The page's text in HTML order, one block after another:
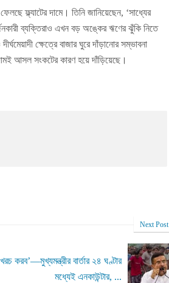
ফ্ল্যাটের দামে। তিনি জানিয়েছেন, ‘সাধ্যের
ব্যক্তিরাও এখন বড় অঙ্কের ঋণের ঝুঁকি নিতে
ক্ষেত্রে বাজার ঘুরে দাঁড়ানোর সম্ভাবনা
দামই আসল সংকটের কারণ হয়ে দাঁড়িয়েছে।
Next Post
করব’—মুখ্যমন্ত্রীর বার্তার ২৪ ঘণ্টার
মধ্যেই এনকাউন্টার, ...